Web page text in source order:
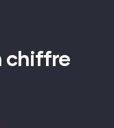
chiffre